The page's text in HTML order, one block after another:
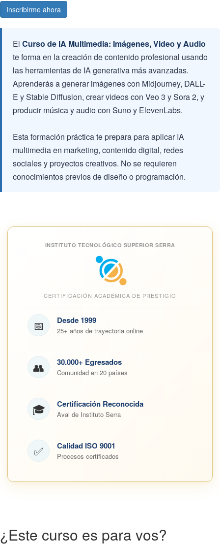
Inscribirme ahora
El Curso de IA Multimedia: Imágenes, Video y Audio
te forma en la creación de contenido profesional usando
las herramientas de IA generativa más avanzadas.
Aprenderás a generar imágenes con Midjourney, DALL-
E y Stable Diffusion, crear videos con Veo 3 y Sora 2, y
producir música y audio con Suno y ElevenLabs.
Esta formación práctica te prepara para aplicar IA
multimedia en marketing, contenido digital, redes
sociales y proyectos creativos. No se requieren
conocimientos previos de diseño o programación.
INSTITUTO TECNOLÓGICO SUPERIOR SERRA
CERTIFICACIÓN ACADÉMICA DE PRESTIGIO
📅 Desde 1999
25+ años de trayectoria online
👥 30.000+ Egresados
Comunidad en 20 países
🎓 Certificación Reconocida
Aval de Instituto Serra
✅ Calidad ISO 9001
Procesos certificados
¿Este curso es para vos?